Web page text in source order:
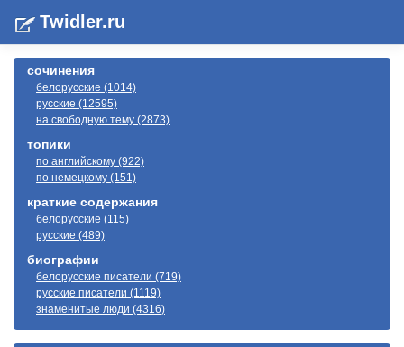
Twidler.ru
сочинения
белорусские (1014)
русские (12595)
на свободную тему (2873)
топики
по английскому (922)
по немецкому (151)
краткие содержания
белорусские (115)
русские (489)
биографии
белорусские писатели (719)
русские писатели (1119)
знаменитые люди (4316)